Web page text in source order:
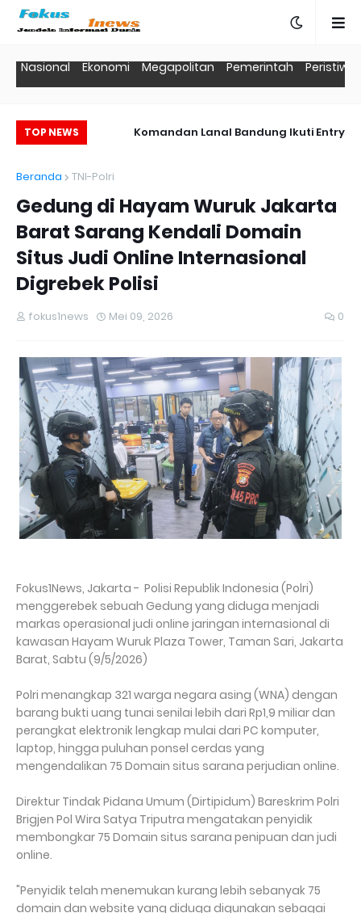
Nasional Ekonomi Megapolitan Pemerintah Peristiwa
TOP NEWS
Komandan Lanal Bandung Ikuti Entry
Audit
Beranda
TNI-Polri
Gedung di Hayam Wuruk Jakarta
Barat Sarang Kendali Domain
Situs Judi Online Internasional
Digrebek Polisi
fokus1news Mei 09, 2026 0
Fokus1News, Jakarta - Polisi Republik Indonesia (Polri)
menggerebek sebuah Gedung yang diduga menjadi
markas operasional judi online jaringan internasional di
kawasan Hayam Wuruk Plaza Tower, Taman Sari, Jakarta
Barat, Sabtu (9/5/2026)
Polri menangkap 321 warga negara asing (WNA) dengan
barang bukti uang tunai senilai lebih dari Rp1,9 miliar dan
perangkat elektronik lengkap mulai dari PC komputer,
laptop, hingga puluhan ponsel cerdas yang
mengendalikan 75 Domain situs sarana perjudian online.
Direktur Tindak Pidana Umum (Dirtipidum) Bareskrim Polri
Brigjen Pol Wira Satya Triputra mengatakan penyidik
membongkar 75 Domain situs sarana penipuan dan judi
online.
"Penyidik telah menemukan kurang lebih sebanyak 75
domain dan website yang diduga digunakan sebagai